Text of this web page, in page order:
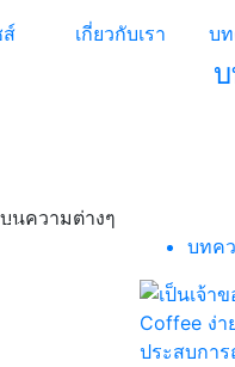
าน
เกี่ยวกับเรา บ
บนความต่างๆ
บทค